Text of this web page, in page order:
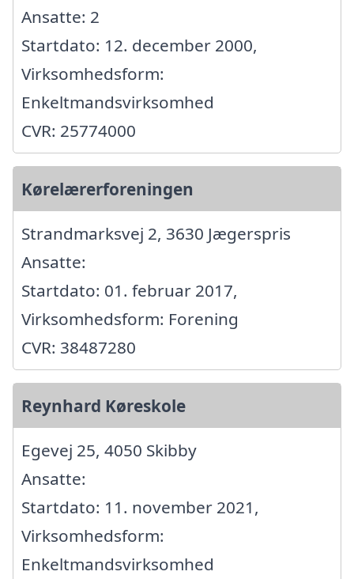
Ansatte: 2
Startdato: 12. december 2000,
Virksomhedsform:
Enkeltmandsvirksomhed
CVR: 25774000
Kørelærerforeningen
Strandmarksvej 2, 3630 Jægerspris
Ansatte:
Startdato: 01. februar 2017,
Virksomhedsform: Forening
CVR: 38487280
Reynhard Køreskole
Egevej 25, 4050 Skibby
Ansatte:
Startdato: 11. november 2021,
Virksomhedsform:
Enkeltmandsvirksomhed